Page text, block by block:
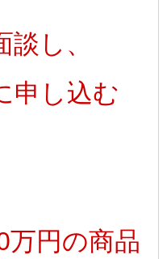
談し、
申し込む
万円の商品